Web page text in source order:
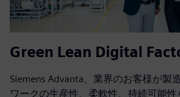
Green Lean Digital
Siemens Advanta、業界のお客様が製
ワークの生産性、柔軟性、持続可能